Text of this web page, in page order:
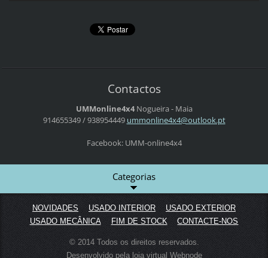
Contactos
UMMonline4x4 Nogueira - Maia
914655349 / 938954449 ummonline4x4@outlook.pt
Facebook: UMM-online4x4
Categorias
NOVIDADES USADO INTERIOR
USADO EXTERIOR
USADO MECÂNICA
FIM DE STOCK CONTACTE-NOS
© 2014 Todos os direitos reservados.
Desenvolvido pela loja virtual Webnode